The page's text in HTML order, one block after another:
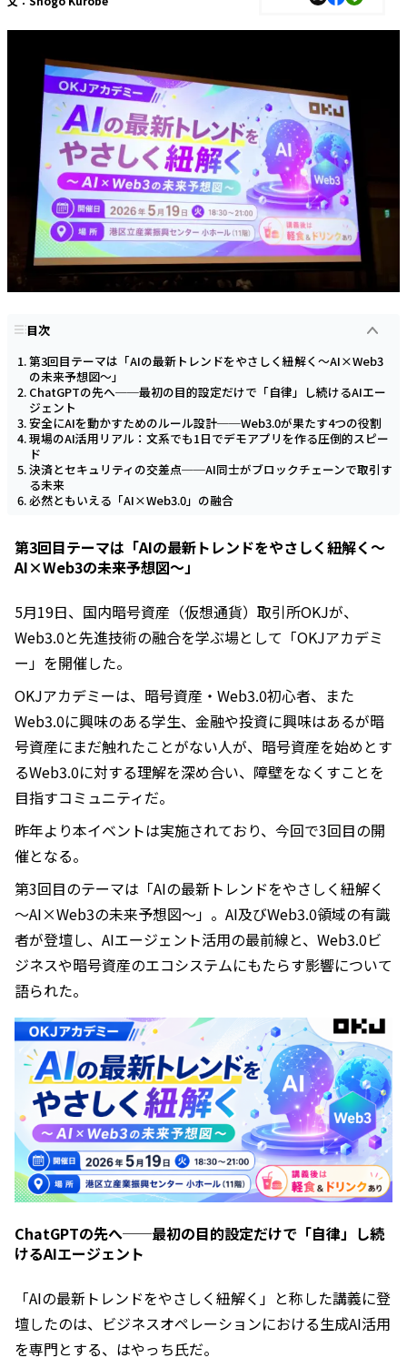
目次
第3回目テーマは「AIの最新トレンドをやさしく紐解く～AI×Web3
の未来予想図～」
ChatGPTの先へ──最初の目的設定だけで「自律」し続けるAIエー
ジェント
安全にAIを動かすためのルール設計──Web3.0が果たす4つの役割
現場のAI活用リアル：文系でも1日でデモアプリを作る圧倒的スピー
ド
決済とセキュリティの交差点──AI同士がブロックチェーンで取引す
る未来
必然ともいえる「AI×Web3.0」の融合
第3回目テーマは「AIの最新トレンドをやさしく紐解く～
AI×Web3の未来予想図～」
5月19日、国内暗号資産（仮想通貨）取引所OKJが、
Web3.0と先進技術の融合を学ぶ場として「OKJアカデミ
ー」を開催した。
OKJアカデミーは、暗号資産・Web3.0初心者、また
Web3.0に興味のある学生、金融や投資に興味はあるが暗
号資産にまだ触れたことがない人が、暗号資産を始めとす
るWeb3.0に対する理解を深め合い、障壁をなくすことを
目指すコミュニティだ。
昨年より本イベントは実施されており、今回で3回目の開
催となる。
第3回目のテーマは「AIの最新トレンドをやさしく紐解く
～AI×Web3の未来予想図～」。AI及びWeb3.0領域の有識
者が登壇し、AIエージェント活用の最前線と、Web3.0ビ
ジネスや暗号資産のエコシステムにもたらす影響について
語られた。
ChatGPTの先へ──最初の目的設定だけで「自律」し続
けるAIエージェント
「AIの最新トレンドをやさしく紐解く」と称した講義に登
壇したのは、ビジネスオペレーションにおける生成AI活用
を専門とする、はやっち氏だ。